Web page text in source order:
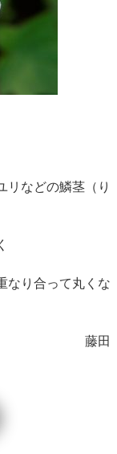
リなどの鱗茎（り
なり合って丸くな
藤田